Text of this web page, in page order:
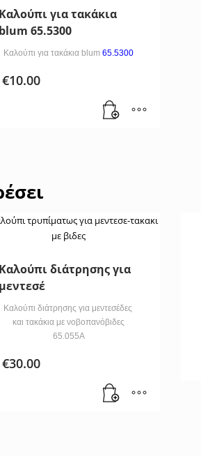
Καλούπι για τακάκια
blum 65.5300
Καλούπι για τακάκια blum65.5300
€10.00
Καλούπι διάτρησης για
μεντεσέ
Καλούπι διάτρησης για μεντεσέδες
και τακάκια με νοβοπανόβιδες
65.055Α
€30.00